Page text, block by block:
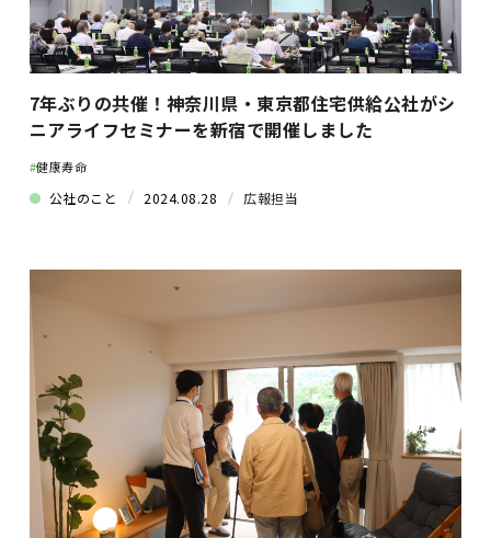
7年ぶりの共催！神奈川県・東京都住宅供給公社がシ
ニアライフセミナーを新宿で開催しました
#健康寿命
公社のこと 2024.08.28 広報担当